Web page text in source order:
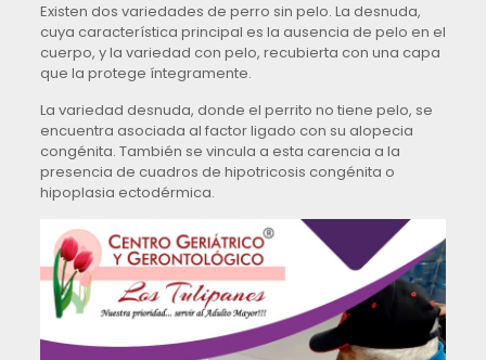
Existen dos variedades de perro sin pelo. La desnuda,
cuya característica principal es la ausencia de pelo en el
cuerpo, y la variedad con pelo, recubierta con una capa
que la protege íntegramente.
La variedad desnuda, donde el perrito no tiene pelo, se
encuentra asociada al factor ligado con su alopecia
congénita. También se vincula a esta carencia a la
presencia de cuadros de hipotricosis congénita o
hipoplasia ectodérmica.